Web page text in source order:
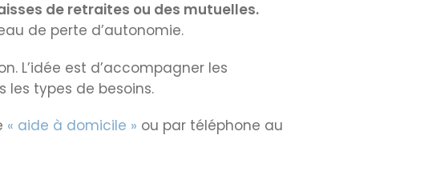
de retraites ou des mutuelles.
de perte d’autonomie.
L’idée est d’accompagner les
types de besoins.
« aide à domicile » ou par téléphone au